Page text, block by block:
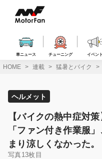
ス
車ニュース チューニング イベント
HOME 連載 猛暑とバイク
ヘルメット
【バイクの熱中症対
「ファン付き作業服
まり涼しくなかった。
写真13枚目